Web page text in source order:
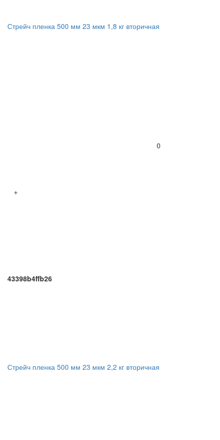
Стрейч пленка 500 мм 23 мкм 1,8 кг вторичная
0
+
43398b4ffb26
Стрейч пленка 500 мм 23 мкм 2,2 кг вторичная